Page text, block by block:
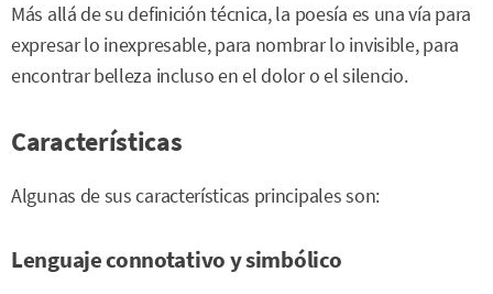
Más allá de su definición técnica, la poesía es una vía para
expresar lo inexpresable, para nombrar lo invisible, para
encontrar belleza incluso en el dolor o el silencio.
Características
Algunas de sus características principales son:
Lenguaje connotativo y simbólico